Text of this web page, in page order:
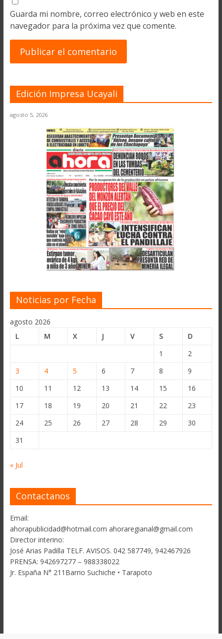
Guarda mi nombre, correo electrónico y web en este
navegador para la próxima vez que comente.
Edición Impresa Ucayali
agosto 5, 2026
Noticias por Fecha
agosto 2026
L
M X J V S
D
1
2
3
4 5 6 7 8
9
10
11 12 13 14 15
16
17
18 19 20 21 22
23
24
25 26 27 28 29
30
31
« Jul
Contactanos
Email:
ahorapublicidad@hotmail.com ahoraregianal@gmail.com
Director interino:
José Arias Padilla TELF. AVISOS. 042 587749, 942467926
PRENSA: 942697277 – 988338022
Jr. España N° 211Barrio Suchiche • Tarapoto